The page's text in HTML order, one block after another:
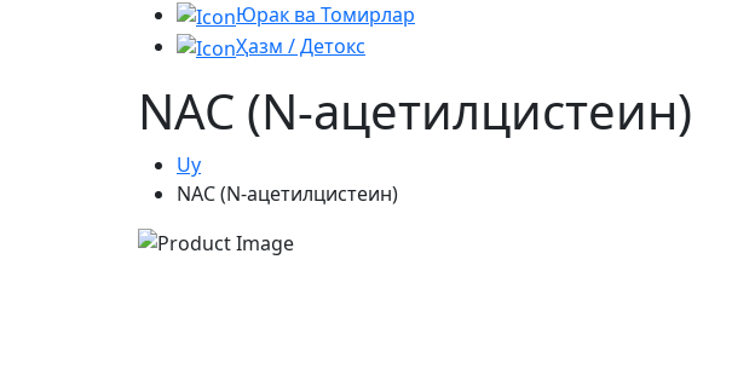
Юрак ва Томирлар
Ҳазм / Детокс
NAC (N-ацетилцистеин)
Uy
NAC (N-ацетилцистеин)